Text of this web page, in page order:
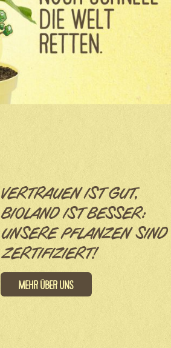
VERTRAUEN IST GUT,
BIOLAND IST BESSER:
UNSERE PFLANZEN SIND
ZERTIFIZIERT!
Mehr über uns